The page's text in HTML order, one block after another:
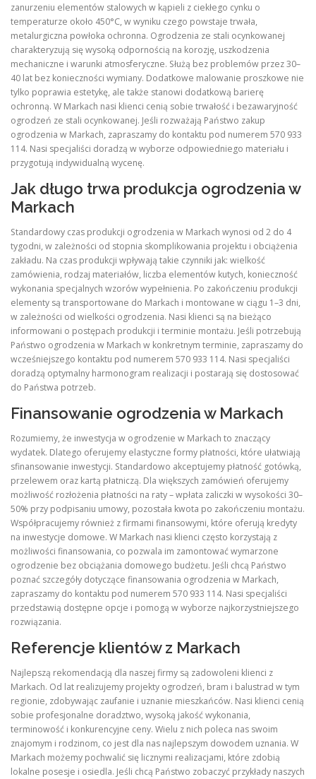
zanurzeniu elementów stalowych w kąpieli z ciekłego cynku o
temperaturze około 450°C, w wyniku czego powstaje trwała,
metalurgiczna powłoka ochronna. Ogrodzenia ze stali ocynkowanej
charakteryzują się wysoką odpornością na korozję, uszkodzenia
mechaniczne i warunki atmosferyczne. Służą bez problemów przez 30–
40 lat bez konieczności wymiany. Dodatkowe malowanie proszkowe nie
tylko poprawia estetykę, ale także stanowi dodatkową barierę
ochronną. W Markach nasi klienci cenią sobie trwałość i bezawaryjność
ogrodzeń ze stali ocynkowanej. Jeśli rozważają Państwo zakup
ogrodzenia w Markach, zapraszamy do kontaktu pod numerem 570 933
114. Nasi specjaliści doradzą w wyborze odpowiedniego materiału i
przygotują indywidualną wycenę.
Jak długo trwa produkcja ogrodzenia w
Markach
Standardowy czas produkcji ogrodzenia w Markach wynosi od 2 do 4
tygodni, w zależności od stopnia skomplikowania projektu i obciążenia
zakładu. Na czas produkcji wpływają takie czynniki jak: wielkość
zamówienia, rodzaj materiałów, liczba elementów kutych, konieczność
wykonania specjalnych wzorów wypełnienia. Po zakończeniu produkcji
elementy są transportowane do Markach i montowane w ciągu 1–3 dni,
w zależności od wielkości ogrodzenia. Nasi klienci są na bieżąco
informowani o postępach produkcji i terminie montażu. Jeśli potrzebują
Państwo ogrodzenia w Markach w konkretnym terminie, zapraszamy do
wcześniejszego kontaktu pod numerem 570 933 114. Nasi specjaliści
doradzą optymalny harmonogram realizacji i postarają się dostosować
do Państwa potrzeb.
Finansowanie ogrodzenia w Markach
Rozumiemy, że inwestycja w ogrodzenie w Markach to znaczący
wydatek. Dlatego oferujemy elastyczne formy płatności, które ułatwiają
sfinansowanie inwestycji. Standardowo akceptujemy płatność gotówką,
przelewem oraz kartą płatniczą. Dla większych zamówień oferujemy
możliwość rozłożenia płatności na raty – wpłata zaliczki w wysokości 30–
50% przy podpisaniu umowy, pozostała kwota po zakończeniu montażu.
Współpracujemy również z firmami finansowymi, które oferują kredyty
na inwestycje domowe. W Markach nasi klienci często korzystają z
możliwości finansowania, co pozwala im zamontować wymarzone
ogrodzenie bez obciążania domowego budżetu. Jeśli chcą Państwo
poznać szczegóły dotyczące finansowania ogrodzenia w Markach,
zapraszamy do kontaktu pod numerem 570 933 114. Nasi specjaliści
przedstawią dostępne opcje i pomogą w wyborze najkorzystniejszego
rozwiązania.
Referencje klientów z Markach
Najlepszą rekomendacją dla naszej firmy są zadowoleni klienci z
Markach. Od lat realizujemy projekty ogrodzeń, bram i balustrad w tym
regionie, zdobywając zaufanie i uznanie mieszkańców. Nasi klienci cenią
sobie profesjonalne doradztwo, wysoką jakość wykonania,
terminowość i konkurencyjne ceny. Wielu z nich poleca nas swoim
znajomym i rodzinom, co jest dla nas najlepszym dowodem uznania. W
Markach możemy pochwalić się licznymi realizacjami, które zdobią
lokalne posesje i osiedla. Jeśli chcą Państwo zobaczyć przykłady naszych